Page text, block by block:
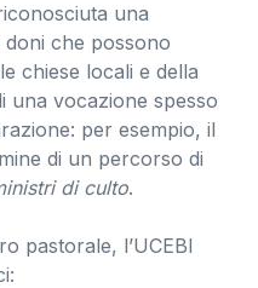
una
che possono
chiese locali e della
una vocazione spesso
per esempio, il
di un percorso di
di culto.
pastorale, l’UCEBI